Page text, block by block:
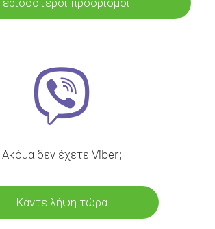
Ακόμα δεν έχετε Viber;
Κάντε λήψη τώρα